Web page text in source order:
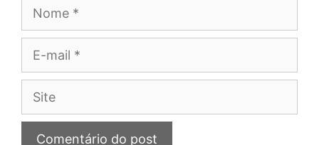
Nome
E-
Site